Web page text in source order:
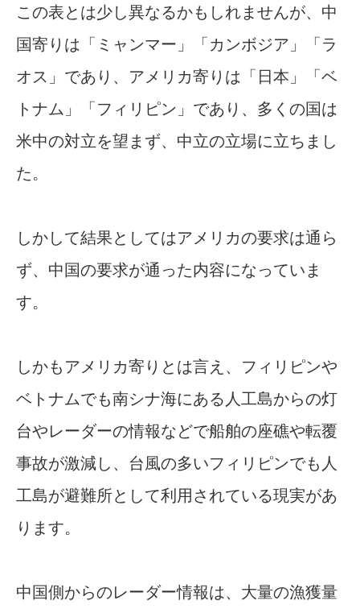
この表とは少し異なるかもしれませんが、中
国寄りは「ミャンマー」「カンボジア」「ラ
オス」であり、アメリカ寄りは「日本」「ベ
トナム」「フィリピン」であり、多くの国は
米中の対立を望まず、中立の立場に立ちまし
た。
しかして結果としてはアメリカの要求は通ら
ず、中国の要求が通った内容になっていま
す。
しかもアメリカ寄りとは言え、フィリピンや
ベトナムでも南シナ海にある人工島からの灯
台やレーダーの情報などで船舶の座礁や転覆
事故が激減し、台風の多いフィリピンでも人
工島が避難所として利用されている現実があ
ります。
中国側からのレーダー情報は、大量の漁獲量